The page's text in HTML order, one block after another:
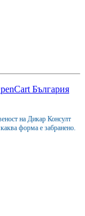
България
на Дикар Консулт
форма е забранено.